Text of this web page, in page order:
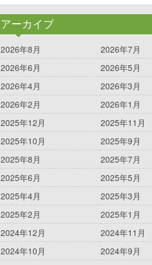
アーカイブ
2026年8月
2026年7月
2026年6月
2026年5月
2026年4月
2026年3月
2026年2月
2026年1月
2025年12月
2025年11月
2025年10月
2025年9月
2025年8月
2025年7月
2025年6月
2025年5月
2025年4月
2025年3月
2025年2月
2025年1月
2024年12月
2024年11月
2024年10月
2024年9月